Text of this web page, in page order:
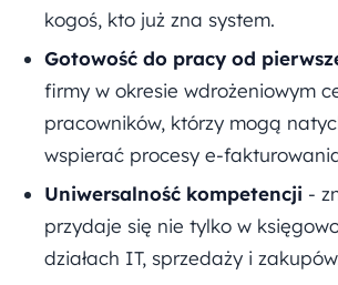
kogoś, kto już zna system.
Gotowość do pracy od
firmy w okresie wdrożeniowym
pracowników, którzy mogą
wspierać procesy e-
Uniwersalność kompetencji -
przydaje się nie tylko w
działach IT, sprzedaży i